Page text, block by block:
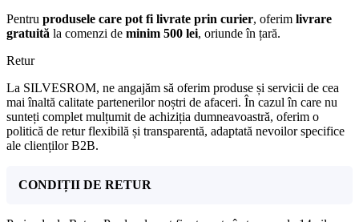
Pentru produsele care pot fi livrate prin curier, oferim livrare
gratuită la comenzi de minim 500 lei, oriunde în țară.
Retur
La SILVESROM, ne angajăm să oferim produse și servicii de cea
mai înaltă calitate partenerilor noștri de afaceri. În cazul în care nu
sunteți complet mulțumit de achiziția dumneavoastră, oferim o
politică de retur flexibilă și transparentă, adaptată nevoilor specifice
ale clienților B2B.
CONDIȚII DE RETUR